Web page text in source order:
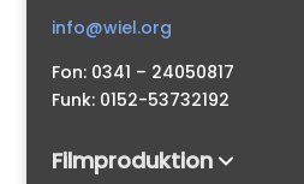
info@wiel.org
Fon: 0341 – 24050817
Funk: 0152-53732192
Filmproduktion